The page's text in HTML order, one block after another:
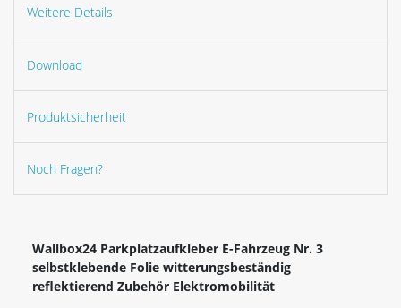
Weitere Details
Download
Produktsicherheit
Noch Fragen?
Wallbox24 Parkplatzaufkleber E-Fahrzeug Nr. 3
selbstklebende Folie witterungsbeständig
reflektierend Zubehör Elektromobilität